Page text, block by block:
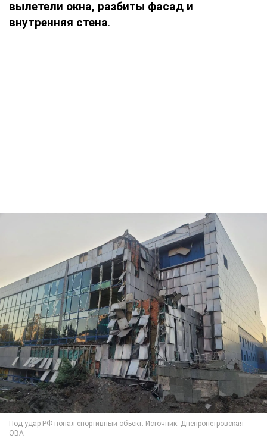
вылетели окна, разбиты фасад и
внутренняя стена.